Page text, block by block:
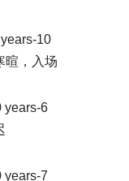
暄，入场